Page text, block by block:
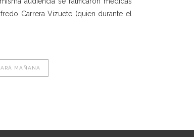
Carrera Vizuete (quien durante el
MAÑANA